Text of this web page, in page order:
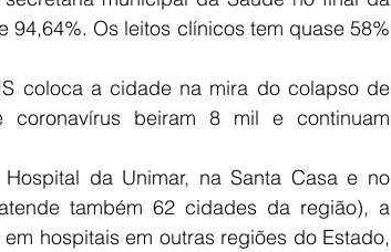
Os leitos clínicos tem quase 58%
coloca a cidade na mira do colapso de
beiram 8 mil e continuam
da Unimar, na Santa Casa e no
também 62 cidades da região), a
hospitais em outras regiões do Estado,